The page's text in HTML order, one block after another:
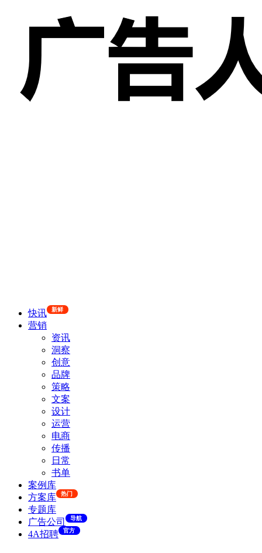
快讯 新鲜
营销
资讯
洞察
创意
品牌
策略
文案
设计
运营
电商
传播
日常
书单
案例库
方案库
热门
专题库
广告公司
导航
4A招聘 官方